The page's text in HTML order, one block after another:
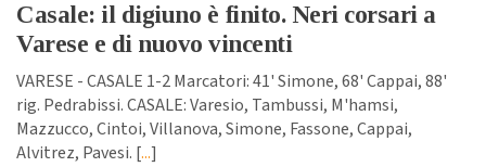
Casale: il digiuno è finito. Neri corsari a
Varese e di nuovo vincenti
VARESE - CASALE 1-2 Marcatori: 41' Simone, 68' Cappai, 88'
rig. Pedrabissi. CASALE: Varesio, Tambussi, M'hamsi,
Mazzucco, Cintoi, Villanova, Simone, Fassone, Cappai,
Alvitrez, Pavesi. [...]